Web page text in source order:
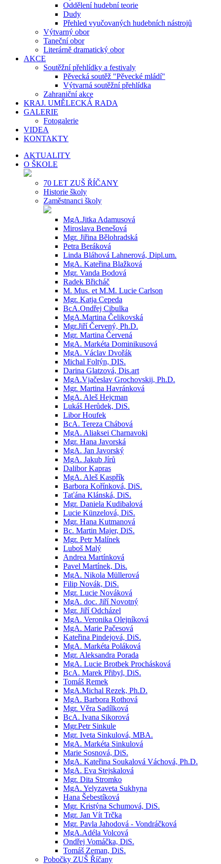
Oddělení hudební teorie
Dudy
Přehled vyučovaných hudebních nástrojů
Výtvarný obor
Taneční obor
Literárně dramatický obor
AKCE
Soutěžní přehlídky a festivaly
Pěvecká soutěž "Pěvecké mládí"
Výtvarná soutěžní přehlídka
Zahraniční akce
KRAJ. UMĚLECKÁ RADA
GALERIE
Fotogalerie
VIDEA
KONTAKTY
AKTUALITY
O ŠKOLE
70 LET ZUŠ ŘÍČANY
Historie školy
Zaměstnanci školy
MgA.Jitka Adamusová
Miroslava Benešová
Mgr. Jiřina Bělohradská
Petra Beráková
Linda Bláhová Lahnerová, Dipl.um.
MgA. Kateřina Blažková
Mgr. Vanda Bodová
Radek Břicháč
M. Mus. et M.M. Lucie Carlson
Mgr. Katja Cepeda
BcA.Ondřej Cibulka
MgA.Martina Čelikovská
Mgr.Jiří Červený, Ph.D.
Mgr. Martina Červená
MgA. Markéta Dominikusová
MgA. Václav Dvořák
Michal Foltýn, DIS.
Darina Glatzová, Dis.art
MgA.Vjačeslav Grochovskij, Ph.D.
Mgr. Martina Havránková
MgA. Aleš Hejcman
Lukáš Herůdek, DiS.
Libor Houfek
BcA. Tereza Chábová
MgA. Aliaksei Charnavoki
Mgr. Hana Javorská
MgA. Jan Javorský
MgA. Jakub Jírů
Dalibor Kapras
MgA. Aleš Kaspřík
Barbora Kořínková, DiS.
Taťána Klánská, DiS.
Mgr. Daniela Kudibalová
Lucie Künzelová, DiS.
Mgr. Hana Kutmanová
Bc. Martin Majer, DiS.
Mgr. Petr Malínek
Luboš Malý
Andrea Martínková
Pavel Martínek, Dis.
MgA. Nikola Müllerová
Filip Novák, DiS.
Mgr. Lucie Nováková
MgA. doc. Jiří Novotný
Mgr. Jiří Odcházel
MgA. Veronika Olejníková
MgA. Marie Pačesová
Kateřina Pindejová, DiS.
MgA. Markéta Poláková
Mgr. Aleksandra Porada
MgA. Lucie Brotbek Prochásková
BcA. Marek Přibyl, DiS.
Tomáš Remek
MgA.Michal Rezek, Ph.D.
MgA. Barbora Rothová
Mgr. Věra Sadílková
BcA. Ivana Sikorová
Mgr.Petr Sinkule
Mgr. Iveta Sinkulová, MBA.
MgA. Markéta Sinkulová
Marie Sosnová, DiS.
MgA. Kateřina Soukalová Váchová, Ph.D.
MgA. Eva Stejskalová
Mgr. Dita Stromko
MgA. Yelyzaveta Sukhyna
Hana Šebestíková
Mgr. Kristýna Schumová, DiS.
Mgr. Jan Vít Trčka
Mgr. Pavla Jahodová - Vondráčková
MgA.Adéla Volcová
Ondřej Vomáčka, DiS.
Tomáš Zeman, DiS.
Pobočky ZUŠ Říčany